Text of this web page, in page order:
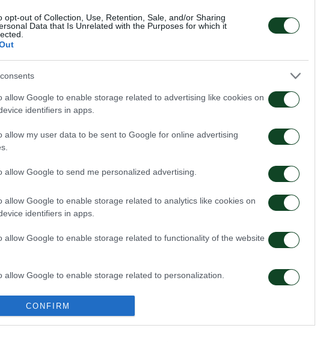
opt-out of Collection, Use, Retention, Sale, and/or Sharing
Data that Is Unrelated with the Purposes for which it
allow Google to enable storage related to advertising like cookies on
identifiers in apps.
allow my user data to be sent to Google for online advertising
allow Google to send me personalized advertising.
allow Google to enable storage related to analytics like cookies on
identifiers in apps.
allow Google to enable storage related to functionality of the website
allow Google to enable storage related to personalization.
allow Google to enable storage related to security, including
functionality and fraud prevention, and other user protection.
CONFIRM
προπόνηση για τον Γκαρσία Για την πρόκριση στη Σόφια
05/08/2026